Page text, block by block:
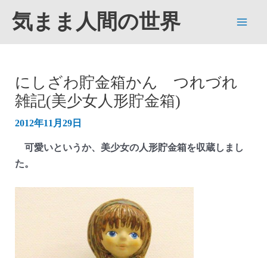
気まま人間の世界
にしざわ貯金箱かん つれづれ
雑記(美少女人形貯金箱)
2012年11月29日
可愛いというか、美少女の人形貯金箱を収蔵しまし
た。